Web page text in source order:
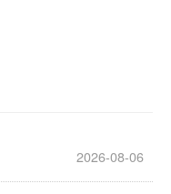
2026-08-06